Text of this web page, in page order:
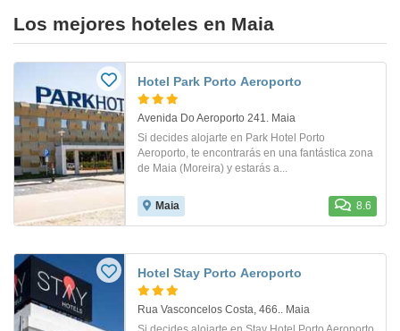
Los mejores hoteles en Maia
Hotel Park Porto Aeroporto
Avenida Do Aeroporto 241. Maia
Si decides alojarte en Park Hotel Porto
Aeroporto, te encontrarás en una fantástica zona
de Maia (Moreira) y estarás a...
Maia 8.6
Hotel Stay Porto Aeroporto
Rua Vasconcelos Costa, 466.. Maia